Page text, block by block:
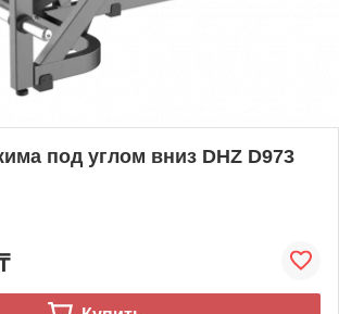
под углом вниз DHZ D973